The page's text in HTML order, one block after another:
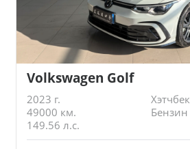
Volkswagen Golf
2023 г.
Хэтчбек
49000 км.
Бензин
149.56 л.с.